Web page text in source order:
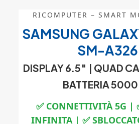
RICOMPUTER – SMART
SAMSUNG
SM-
DISPLAY 6.5″
| QUAD
BATTERIA
✅ CONNETTIVITÀ 5G |
INFINITA | ✅